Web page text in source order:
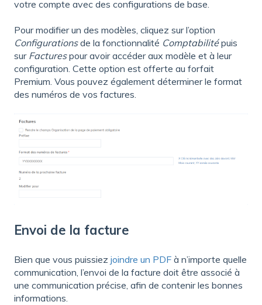
votre compte avec des configurations de base.
Pour modifier un des modèles, cliquez sur l’option
Configurationsde la fonctionnalité Comptabilitépuis
sur Facturespour avoir accéder aux modèle et à leur
configuration. Cette option est offerte au forfait
Premium. Vous pouvez également déterminer le format
des numéros de vos factures.
Envoi de la facture
Bien que vous puissiez joindre un PDF à n’importe quelle
communication, l’envoi de la facture doit être associé à
une communication précise, afin de contenir les bonnes
informations.